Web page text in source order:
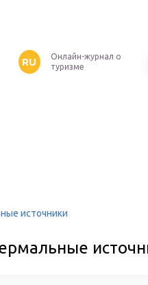
RU
Онлайн-журнал о
туризме
источники